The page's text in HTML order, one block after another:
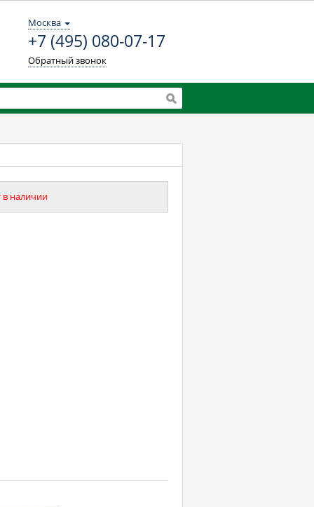
Москва
+7 (495) 080-07-17
Обратный звонок
в наличии